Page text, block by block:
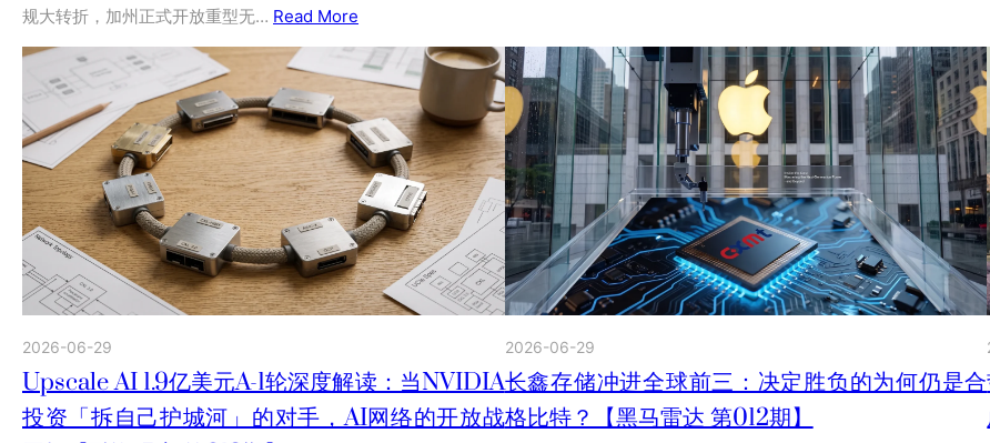
规大转折，加州正式开放重型无… Read More
2026-06-29
Upscale AI 1.9亿美元A-1轮深度解读：当NVIDIA
投资「拆自己护城河」的对手，AI网络的开放战
2026-06-29
长鑫存储冲进全球前三：决定胜负的为何仍是合
格比特？【黑马雷达 第012期】